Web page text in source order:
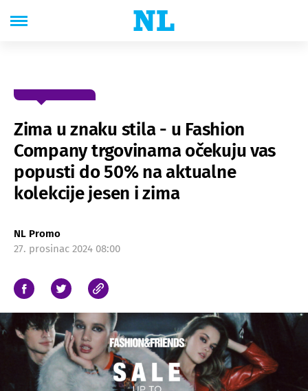
Zima u znaku stila - u Fashion
Company trgovinama očekuju vas
popusti do 50% na aktualne
kolekcije jesen i zima
NL Promo
27. prosinac 2024 08:00